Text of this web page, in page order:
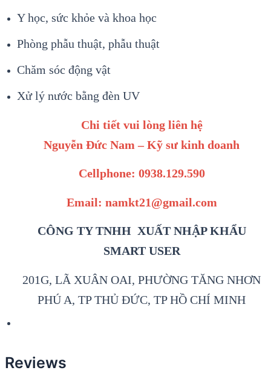
Y học, sức khỏe và khoa học
Phòng phẫu thuật, phẫu thuật
Chăm sóc động vật
Xử lý nước bằng đèn UV
Chi tiết vui lòng liên hệ
Nguyễn Đức Nam – Kỹ sư kinh doanh
Cellphone: 0938.129.590
Email: namkt21@gmail.com
CÔNG TY TNHH XUẤT NHẬP KHẨU
SMART USER
201G, LÃ XUÂN OAI, PHƯỜNG TĂNG NHƠN
PHÚ A, TP THỦ ĐỨC, TP HỒ CHÍ MINH
Reviews